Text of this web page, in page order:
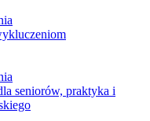
seniorów, praktyka i